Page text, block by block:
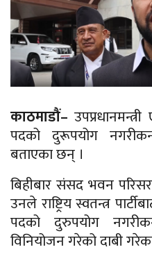
काठमाडौं–
पदको दुरूपयोग
बताएका छन् ।
बिहीबार संसद भवन
उनले राष्ट्रिय स्वतन्त्र
पदको दुरुपयोग
विनियोजन गरेको दाबी